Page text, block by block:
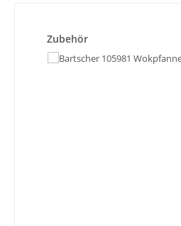
Produktgalerie überspringen
Zubehör